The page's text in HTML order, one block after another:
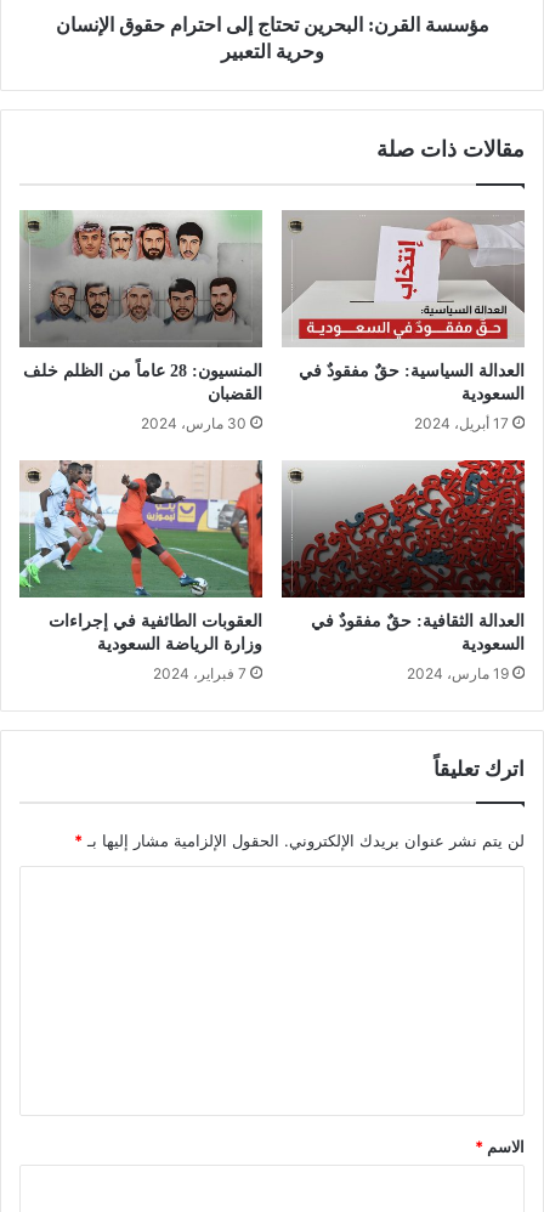
مؤسسة القرن: البحرين تحتاج إلى احترام حقوق الإنسان
وحرية التعبير
مقالات ذات صلة
العدالة السياسية: حقٌ مفقودٌ في
السعودية
17 أبريل، 2024
المنسيون: 28 عاماً من الظلم خلف
القضبان
30 مارس، 2024
العدالة الثقافية: حقٌ مفقودٌ في
السعودية
19 مارس، 2024
العقوبات الطائفية في إجراءات
وزارة الرياضة السعودية
7 فبراير، 2024
اترك تعليقاً
لن يتم نشر عنوان بريدك الإلكتروني. الحقول الإلزامية مشار إليها بـ *
*
الاسم *